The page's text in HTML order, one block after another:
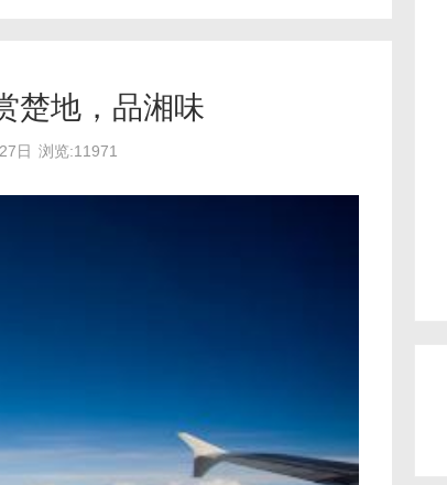
楚地，品湘味
日 浏览:11971